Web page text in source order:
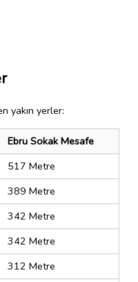
yakın yerler:
Ebru Sokak Mesafe
517 Metre
389 Metre
342 Metre
342 Metre
312 Metre